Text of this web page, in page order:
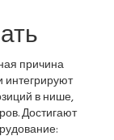
причина
интегрируют
в нише,
Достигают